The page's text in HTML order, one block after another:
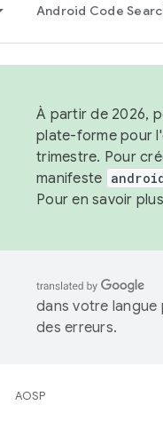
Android Code
À partir de 2026,
plate-forme pour
trimestre. Pour
manifeste
Pour en savoir
dans votre
des erreurs.
AOSP